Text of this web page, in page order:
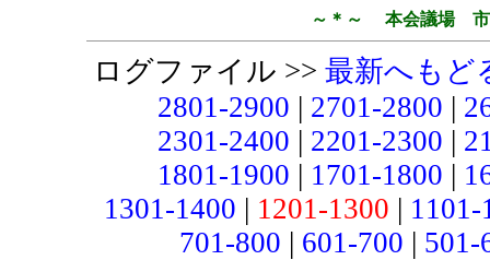
～＊～ 本会議場 市
ログファイル >> 最新へもど
2801-2900 | 2701-2800 |
2301-2400 | 2201-2300 |
1801-1900 | 1701-1800 |
1301-1400 | 1201-1300 |
701-800 | 601-700 |